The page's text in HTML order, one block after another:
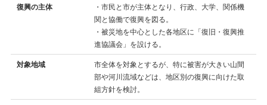
復興の主体
・市民と市が主体となり、行政、大学、関係機
関と協働で復興を図る。
・被災地を中心とした各地区に「復旧・復興推
進協議会」を設ける。
対象地域
市全体を対象とするが、特に被害が大きい山間
部や河川流域などは、地区別の復興に向けた取
組方針を検討。